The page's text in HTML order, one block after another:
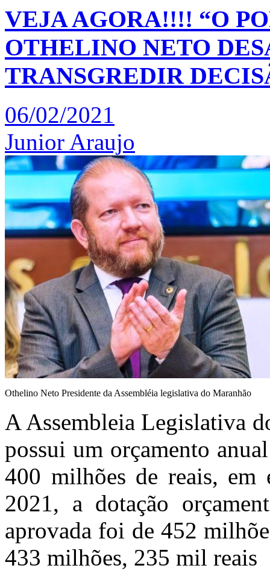
VEJA AGORA!!!! “O
OTHELINO NETO
TRANSGREDIR
06/02/2021
Junior Araujo
Othelino Neto Presidente da Assembléia legislativa do Maranhão
A Assembleia Legislativa
possui um orçamento
400 milhões de reais, em
2021, a dotação
aprovada foi de 452
433 milhões, 235 mil reais